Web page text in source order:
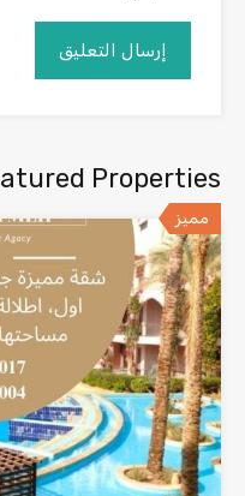
Properties
مميز